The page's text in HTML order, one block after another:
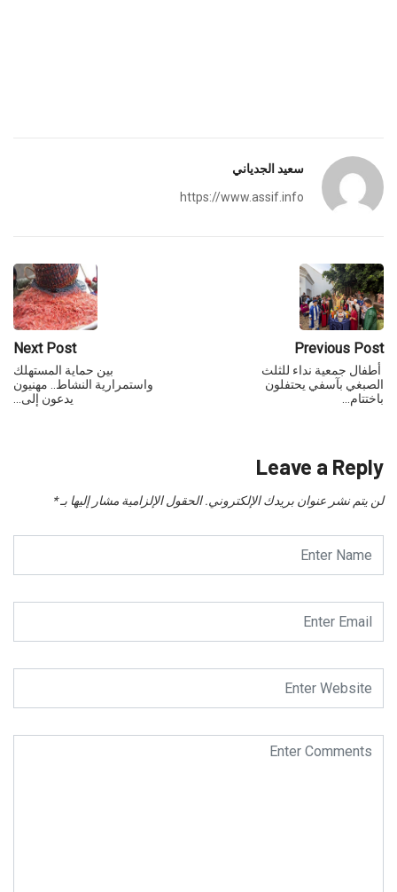
سعيد الجدياني
https://www.assif.info
Previous Post
أطفال جمعية نداء للثلث
الصبغي بآسفي يحتفلون
باختتام…
Next Post
بين حماية المستهلك
واستمرارية النشاط.. مهنيون
يدعون إلى…
Leave a Reply
لن يتم نشر عنوان بريدك الإلكتروني. الحقول الإلزامية مشار إليها بـ*